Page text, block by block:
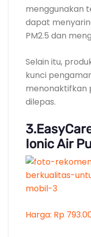
Ionic Air
Harga: Rp
Bersihkan
residu
Buat
seperti bakteri,
yang dapat
meninggalkan